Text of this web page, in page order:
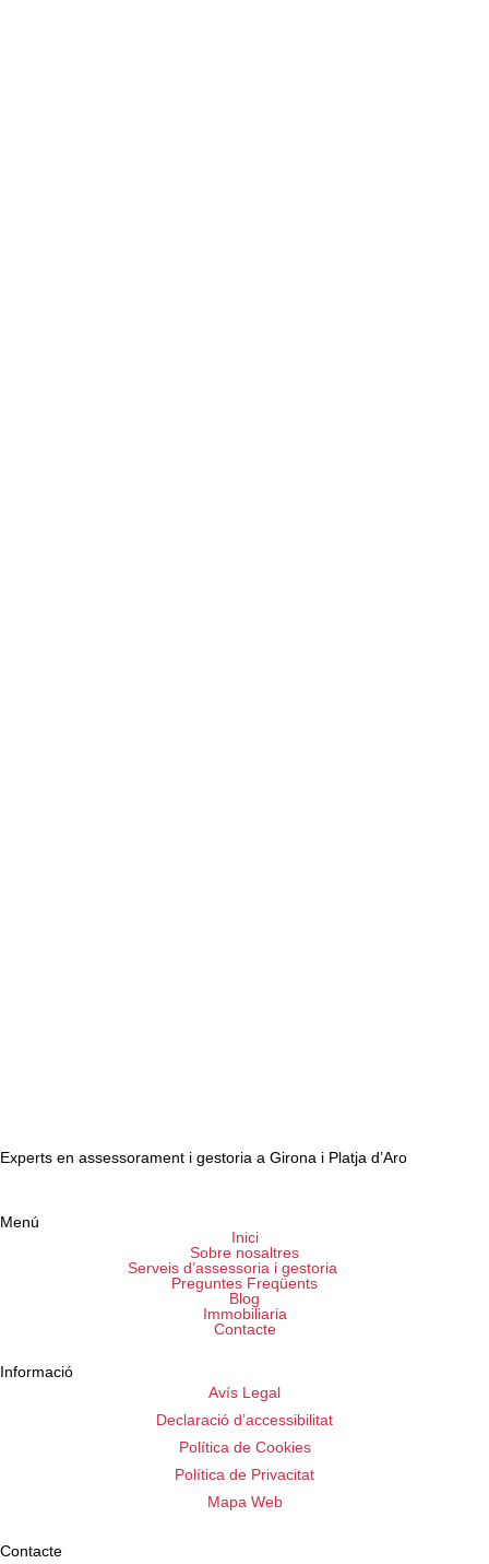
Experts en assessorament i gestoria a Girona i Platja d’Aro
Menú
Inici
Sobre nosaltres
Serveis d’assessoria i gestoria
Preguntes Freqüents
Blog
Immobiliaria
Contacte
Informació
Avís Legal
Declaració d’accessibilitat
Política de Cookies
Política de Privacitat
Mapa Web
Contacte